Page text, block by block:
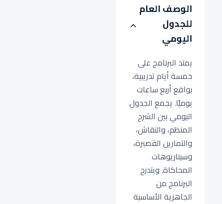
الوصف العام
للجدول
اليومي
يمتد البرنامج على
خمسة أيام تدريبية،
بواقع أربع ساعات
يوميًا. يجمع الجدول
اليومي بين الشرح
المنظم، والنقاش،
والتمارين القصيرة،
وسيناريوهات
المحاكاة. ويتدرج
البرنامج من
الجاهزية الأساسية